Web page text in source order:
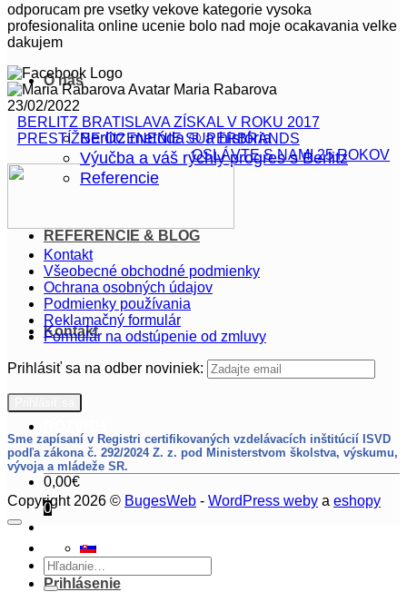
O nás
Berlitz metóda ® a história
Výučba a váš rýchly progres s Berlitz
Referencie
REFERENCIE & BLOG
Kontakt
0,00€
0
Prihlásenie
odporucam pre vsetky vekove kategorie vysoka
profesionalita online ucenie bolo nad moje ocakavania velke
dakujem
Maria Rabarova
23/02/2022
BERLITZ BRATISLAVA ZÍSKAL V ROKU 2017
PRESTÍŽNE OCENENIE SUPERBRANDS
OSLÁVTE S NAMI 25 ROKOV
Kontakt
Všeobecné obchodné podmienky
Ochrana osobných údajov
Podmienky používania
Reklamačný formulár
Formulár na odstúpenie od zmluvy
Prihlásiť sa na odber noviniek:
Sme zapísaní v Registri certifikovaných vzdelávacích inštitúcií ISVD
podľa zákona č. 292/2024 Z. z. pod Ministerstvom školstva, výskumu,
vývoja a mládeže SR.
Copyright 2026 © BugesWeb - WordPress weby a eshopy
Hľadať: